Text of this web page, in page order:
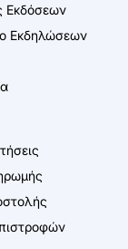
Εκδόσεων
Εκδηλώσεων